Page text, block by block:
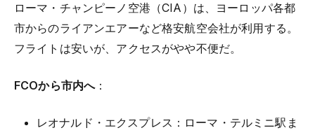
ローマ・チャンピーノ空港（CIA）は、ヨーロッパ各都
市からのライアンエアーなど格安航空会社が利用する。
フライトは安いが、アクセスがやや不便だ。
FCOから市内へ：
レオナルド・エクスプレス：ローマ・テルミニ駅ま